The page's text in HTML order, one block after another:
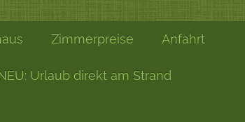
Zimmerpreise Anfahrt
Urlaub direkt am Strand